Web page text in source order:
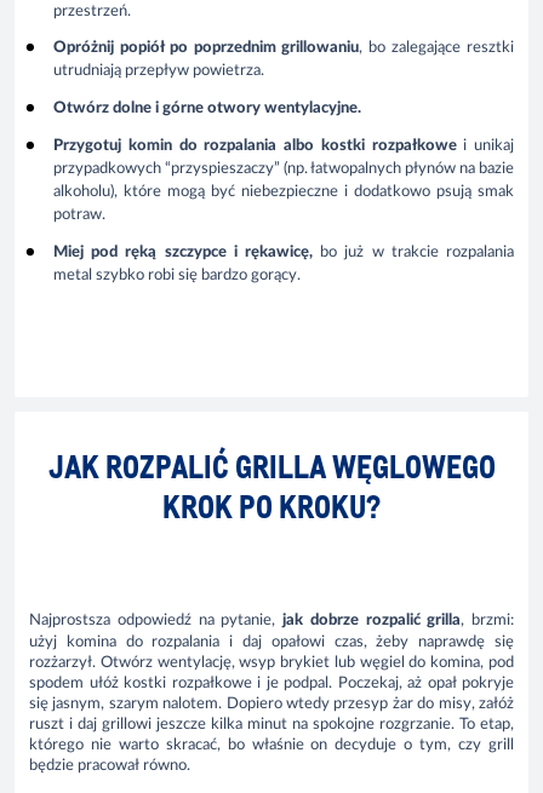
przestrzeń.
Opróżnij popiół po poprzednim grillowaniu, bo zalegające resztki
utrudniają przepływ powietrza.
Otwórz dolne i górne otwory wentylacyjne.
Przygotuj komin do rozpalania albo kostki rozpałkowei unikaj
przypadkowych “przyspieszaczy” (np. łatwopalnych płynów na bazie
alkoholu), które mogą być niebezpieczne i dodatkowo psują smak
potraw.
Miej pod ręką szczypce i rękawicę, bo już w trakcie rozpalania
metal szybko robi się bardzo gorący.
JAK ROZPALIĆ GRILLA WĘGLOWEGO
KROK PO KROKU?
Najprostsza odpowiedź na pytanie, jak dobrze rozpalić grilla, brzmi:
użyj komina do rozpalania i daj opałowi czas, żeby naprawdę się
rozżarzył. Otwórz wentylację, wsyp brykiet lub węgiel do komina, pod
spodem ułóż kostki rozpałkowe i je podpal. Poczekaj, aż opał pokryje
się jasnym, szarym nalotem. Dopiero wtedy przesyp żar do misy, załóż
ruszt i daj grillowi jeszcze kilka minut na spokojne rozgrzanie. To etap,
którego nie warto skracać, bo właśnie on decyduje o tym, czy grill
będzie pracował równo.